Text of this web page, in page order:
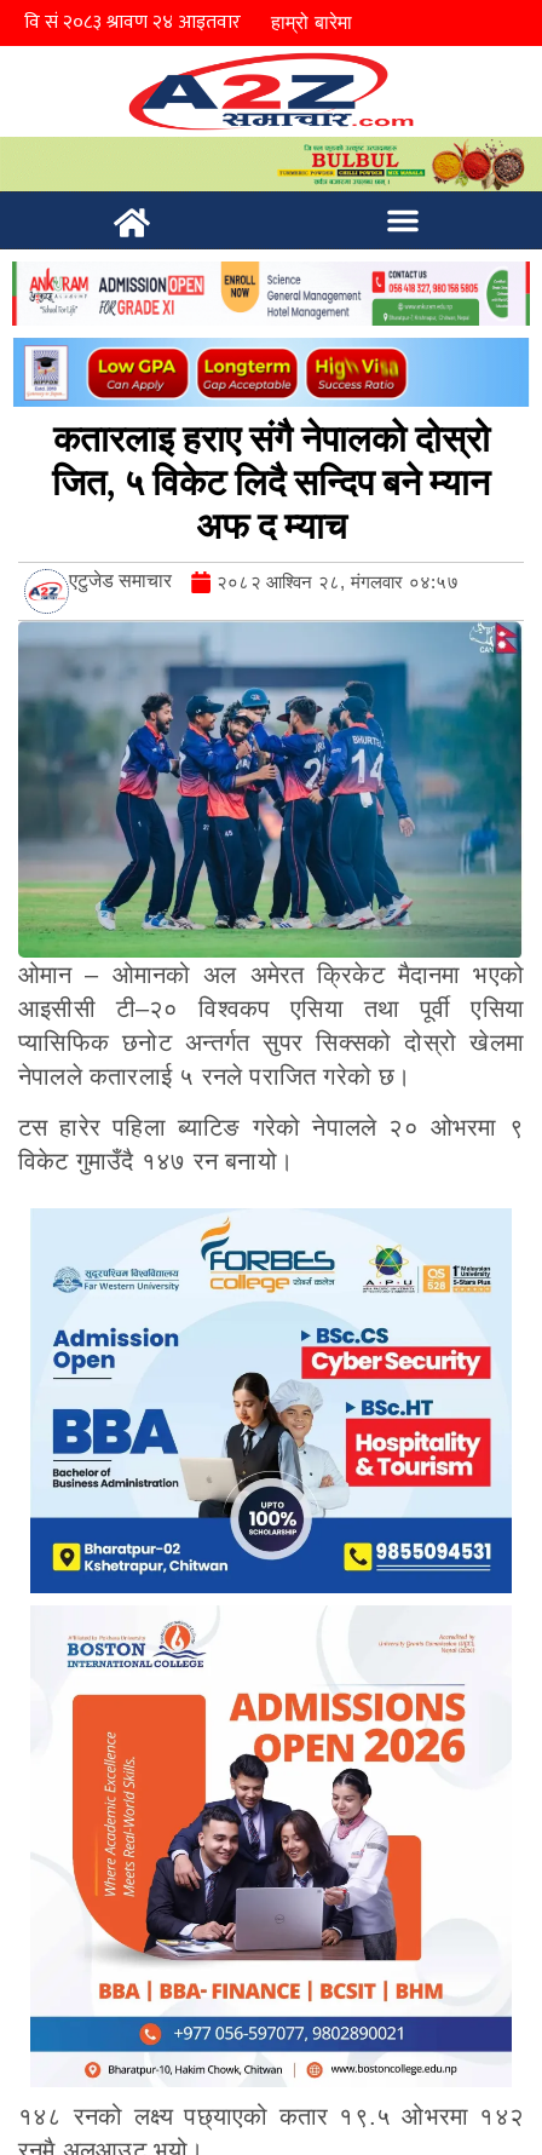
हाम्रो बारेमा
कतारलाइ हराए संगै नेपालको दोस्रो
जित, ५ विकेट लिदै सन्दिप बने म्यान
अफ द म्याच
एटुजेड समाचार २०८२ आश्विन २८, मंगलवार ०४:५७
ओमान – ओमानको अल अमेरत क्रिकेट मैदानमा भएको
आइसीसी टी–२० विश्वकप एसिया तथा पूर्वी एसिया
प्यासिफिक छनोट अन्तर्गत सुपर सिक्सको दोस्रो खेलमा
नेपालले कतारलाई ५ रनले पराजित गरेको छ।
टस हारेर पहिला ब्याटिङ गरेको नेपालले २० ओभरमा ९
विकेट गुमाउँदै १४७ रन बनायो।
१४८ रनको लक्ष्य पछ्याएको कतार १९.५ ओभरमा १४२